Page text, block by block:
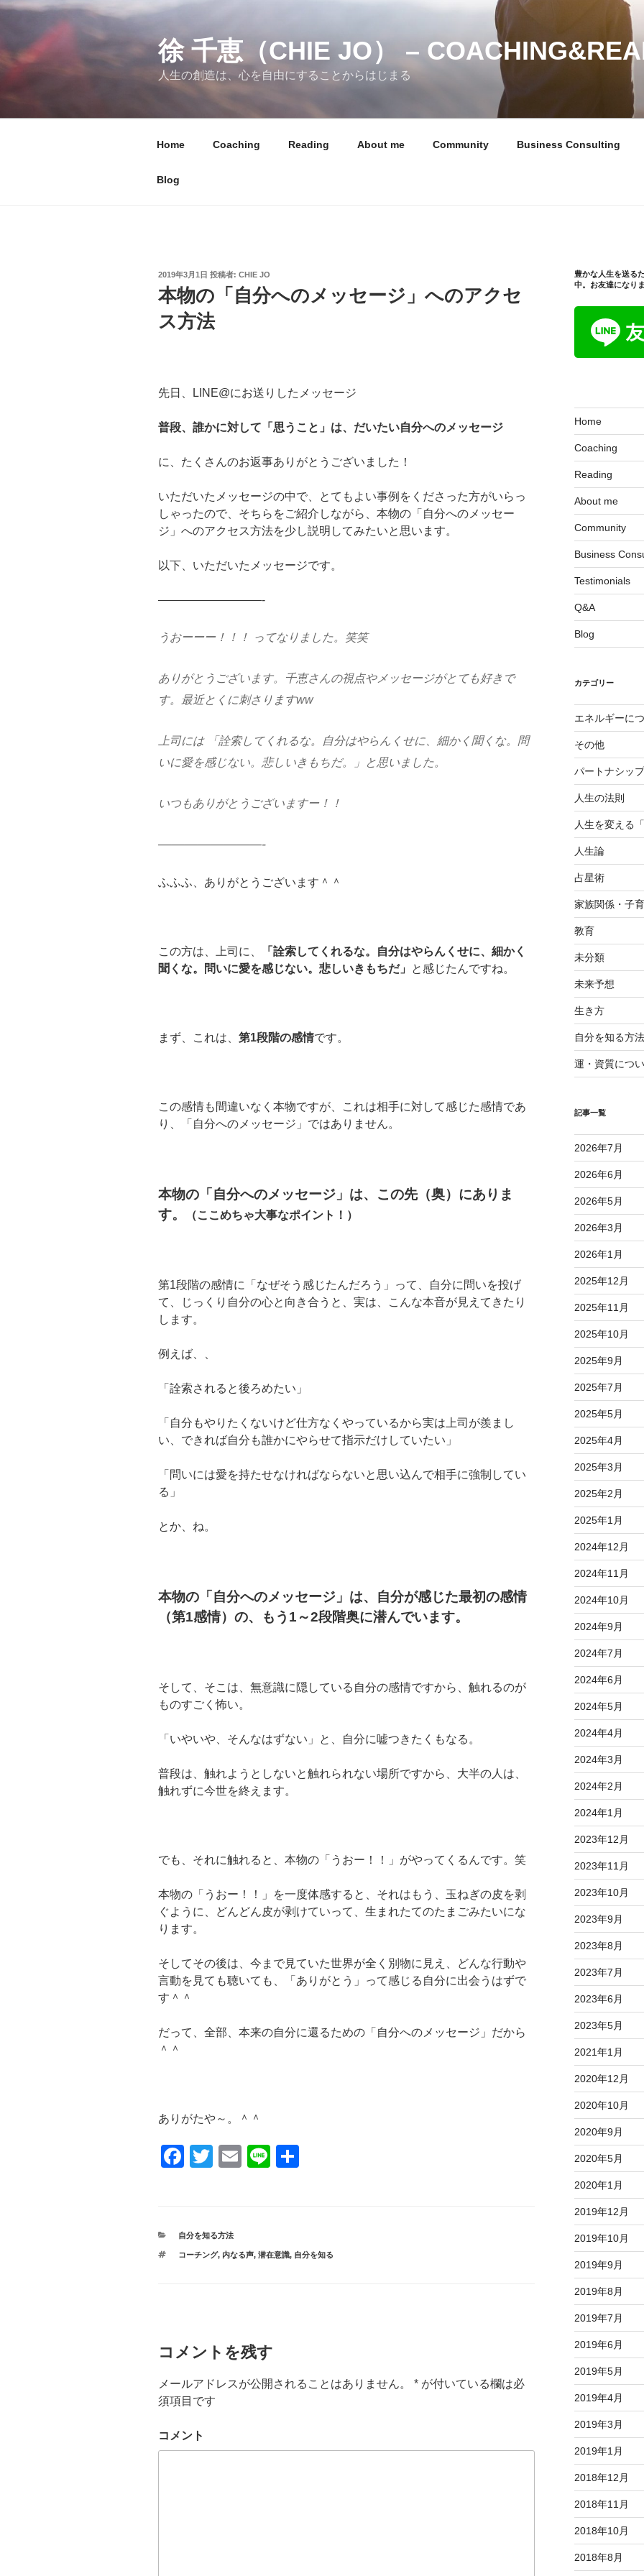
コ
ン
へ
徐 千恵（CHIE JO） –
人生の創造は、心を自由にすることからはじまる
Home Coaching Reading About me Community Business Consulting
Blog
投
日:
2019年3月1日 投稿者: CHIE JO
本物の「自分へのメッセージ」へのアクセ
ス方法
先日、LINE@にお送りしたメッセージ
普段、誰かに対して「思うこと」は、だいたい自分へのメッセージ
に、たくさんのお返事ありがとうございました！
いただいたメッセージの中で、とてもよい事例をくださった方がいらっ
しゃったので、そちらをご紹介しながら、本物の「自分へのメッセー
ジ」へのアクセス方法を少し説明してみたいと思います。
以下、いただいたメッセージです。
—————————-
うおーーー！！！ ってなりました。笑笑
ありがとうございます。千恵さんの視点やメッセージがとても好きで
す。最近とくに刺さりますww
上司には「詮索してくれるな。自分はやらんくせに、細かく聞くな。問
いに愛を感じない。悲しいきもちだ。」
と思いました。
いつもありがとうございますー！！
————————-
ふふふ、ありがとうございます＾＾
この方は、上司に、
「詮索してくれるな。自分はやらんくせに、細かく
聞くな。問いに愛を感じない。悲しいきもちだ」
と感じたんですね。
まず、これは、 第1段階の感情です。
この感情も間違いなく本物ですが、これは相手に対して感じた感情であ
り、「自分へのメッセージ」ではありません。
本物の「自分へのメッセージ」は、この先（奥）にありま
す。
（ここめちゃ大事なポイント！）
第1段階の感情に「なぜそう感じたんだろう」って、自分に問いを投げ
て、じっくり自分の心と向き合うと、実は、こんな本音が見えてきたり
します。
例えば、、
「詮索されると後ろめたい」
「自分もやりたくないけど仕方なくやっているから実は上司が羨まし
い、できれば自分も誰かにやらせて指示だけしていたい」
「問いには愛を持たせなければならないと思い込んで相手に強制してい
る」
とか、ね。
本物の「自分へのメッセージ」は、自分が感じた最初の感情
（第1感情）の、もう 1 ～2段階奥に潜んでいます。
そして、そこは、無意識に隠している自分の感情ですから、触れるのが
ものすごく怖い。
「いやいや、そんなはずない」と、自分に嘘つきたくもなる。
普段は、触れようとしないと触れられない場所ですから、大半の人は、
触れずに今世を終えます。
でも、それに触れると、本物の「うおー！！」がやってくるんです。笑
本物の「うおー！！」を一度体感すると、それはもう、玉ねぎの皮を剥
ぐように、どんどん皮が剥けていって、生まれたてのたまごみたいにな
ります。
そしてその後は、今まで見ていた世界が全く別物に見え、どんな行動や
言動を見ても聴いても、「ありがとう」って感じる自分に出会うはずで
す＾＾
だって、全部、本来の自分に還るための「自分へのメッセージ」だから
＾＾
ありがたや～。＾＾
F
e
b
T
er
E
Li
カ
ゴ
自分を知る方法
タ
コーチング, 内なる声, 潜在意識, 自分を知る
コメントを残す
メールアドレスが公開されることはありません。 * が付いている欄は必
須項目です
コメント
豊かな人生を送る
中。お友達になり
Home
Coaching
Reading
About me
Community
Business
Testimonials
Q&A
Blog
カテゴリー
エネルギーに
その他
パートナシッ
人生の法則
人生を変える
人生論
占星術
家族関係・子
教育
未分類
未来予想
生き方
自分を知る方法
運・資質につ
記事一覧
2026年7月
2026年6月
2026年5月
2026年3月
2026年1月
2025年12月
2025年11月
2025年10月
2025年9月
2025年7月
2025年5月
2025年4月
2025年3月
2025年2月
2025年1月
2024年12月
2024年11月
2024年10月
2024年9月
2024年7月
2024年6月
2024年5月
2024年4月
2024年3月
2024年2月
2024年1月
2023年12月
2023年11月
2023年10月
2023年9月
2023年8月
2023年7月
2023年6月
2023年5月
2021年1月
2020年12月
2020年10月
2020年9月
2020年5月
2020年1月
2019年12月
2019年10月
2019年9月
2019年8月
2019年7月
2019年6月
2019年5月
2019年4月
2019年3月
2019年1月
2018年12月
2018年11月
2018年10月
2018年8月